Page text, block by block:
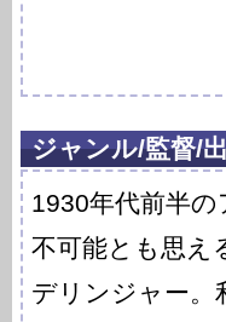
ジャンル/監督/
1930年代前半
不可能とも思え
デリンジャー。